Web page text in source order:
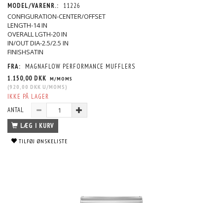
MODEL/VARENR.:
11226
CONFIGURATION-CENTER/OFFSET
LENGTH-14 IN
OVERALL LGTH-20 IN
IN/OUT DIA-2.5/2.5 IN
FINISHSATIN
FRA:
MAGNAFLOW PERFORMANCE MUFFLERS
1.150,00 DKK M/MOMS
(920,00 DKK U/MOMS )
IKKE PÅ LAGER
ANTAL
LÆG I KURV
TILFØJ ØNSKELISTE